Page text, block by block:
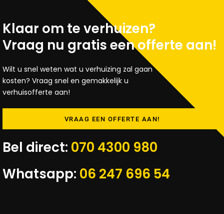
Klaar om te verhuizen?
Vraag nu gratis een offerte aan!
Wilt u snel weten wat u verhuizing zal gaan
kosten? Vraag snel en gemakkelijk u
verhuisofferte aan!
VRAAG EEN OFFERTE AAN!
Bel direct: 070 4300 980
Whatsapp: 06 247 696 54